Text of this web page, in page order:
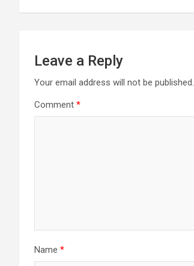
Leave a Reply
Your email address will not be published.
Comment *
Name *